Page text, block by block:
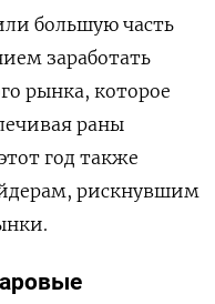
большую часть
заработать
рынка, которое
раны
год также
рискнувшим